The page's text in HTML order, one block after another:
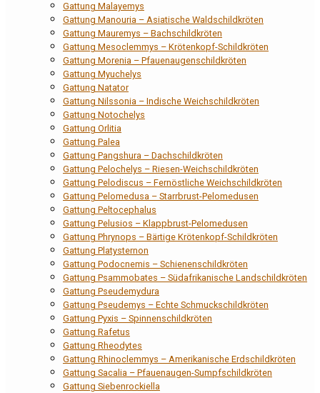
Gattung Malayemys
Gattung Manouria – Asiatische Waldschildkröten
Gattung Mauremys – Bachschildkröten
Gattung Mesoclemmys – Krötenkopf-Schildkröten
Gattung Morenia – Pfauenaugenschildkröten
Gattung Myuchelys
Gattung Natator
Gattung Nilssonia – Indische Weichschildkröten
Gattung Notochelys
Gattung Orlitia
Gattung Palea
Gattung Pangshura – Dachschildkröten
Gattung Pelochelys – Riesen-Weichschildkröten
Gattung Pelodiscus – Fernöstliche Weichschildkröten
Gattung Pelomedusa – Starrbrust-Pelomedusen
Gattung Peltocephalus
Gattung Pelusios – Klappbrust-Pelomedusen
Gattung Phrynops – Bärtige Krötenkopf-Schildkröten
Gattung Platysternon
Gattung Podocnemis – Schienenschildkröten
Gattung Psammobates – Südafrikanische Landschildkröten
Gattung Pseudemydura
Gattung Pseudemys – Echte Schmuckschildkröten
Gattung Pyxis – Spinnenschildkröten
Gattung Rafetus
Gattung Rheodytes
Gattung Rhinoclemmys – Amerikanische Erdschildkröten
Gattung Sacalia – Pfauenaugen-Sumpfschildkröten
Gattung Siebenrockiella